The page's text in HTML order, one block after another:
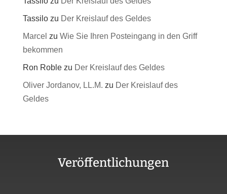
Tassilozu Der Kreislauf des Geldes
Marcel zu Wie Sie Ihren Posteingang in den Griff
bekommen
Ron Roblezu Der Kreislauf des Geldes
Oliver Jordanov, LL.M. zu Der Kreislauf des
Geldes
Veröffentlichungen